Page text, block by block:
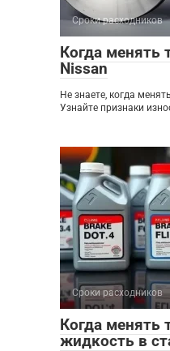
Сроки расходников
Когда менять
Nissan
Не знаете, когда
Узнайте признаки
Сроки расходников
Когда менять
жидкость в